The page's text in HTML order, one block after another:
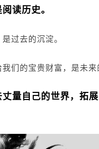
读历史。
过去的沉淀。
们的宝贵财富，是未来
量自己的世界，拓